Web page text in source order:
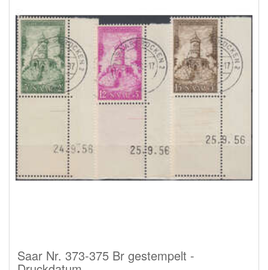
Saar Nr. 373-375 Br gestempelt -